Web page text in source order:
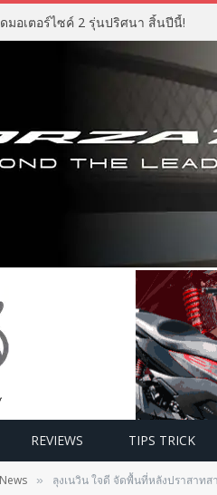
ดมอเตอร์ไซค์ 2 รุ่นปริศนา สิ้นปีนี้!
REVIEWS TIPS TRICK
» ลุงเนวิน ใจดี จัดพื้นที่หลังปราสาท